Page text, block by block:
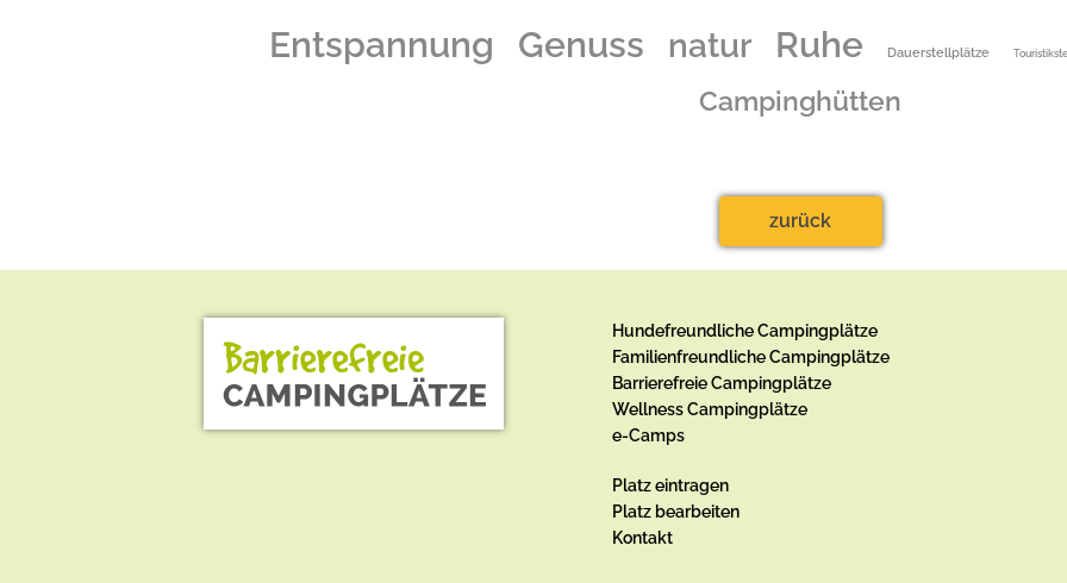
Entspannung Genuss natur Ruhe Dauerstellplätze
Campinghütten
zurück
Hundefreundliche Campingplätze
Familienfreundliche Campingplätze
Barrierefreie Campingplätze
Wellness Campingplätze
e-Camps
Platz eintragen
Platz bearbeiten
Kontakt